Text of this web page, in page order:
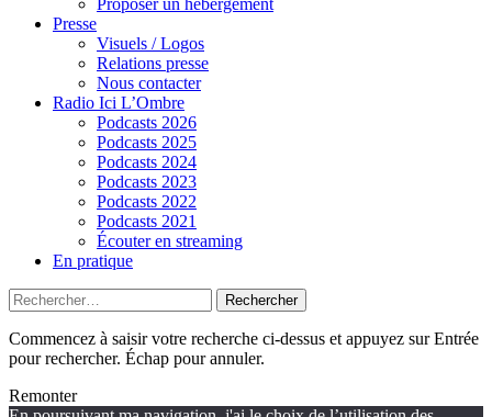
Presse
Visuels / Logos
Relations presse
Nous contacter
Radio Ici L’Ombre
Podcasts 2026
Podcasts 2025
Podcasts 2024
Podcasts 2023
Podcasts 2022
Podcasts 2021
Écouter en streaming
En pratique
Rechercher :
Commencez à saisir votre recherche ci-dessus et appuyez sur Entrée
pour rechercher. Échap pour annuler.
Remonter